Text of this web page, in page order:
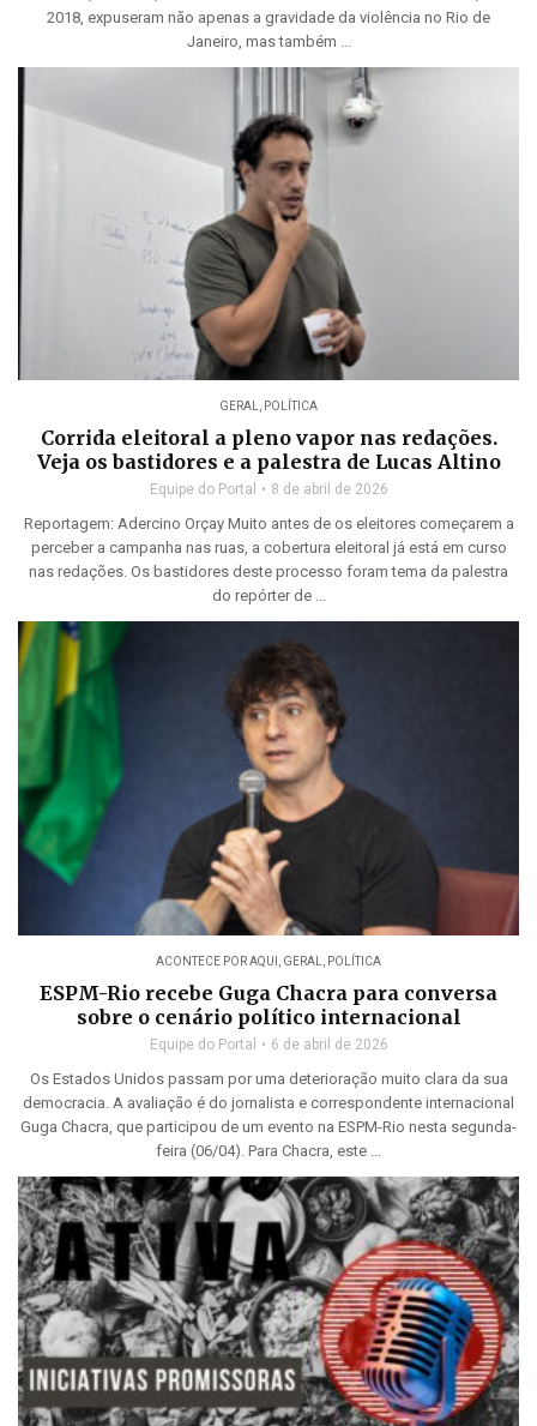
2018, expuseram não apenas a gravidade da violência no Rio de
Janeiro, mas também ...
GERAL, POLÍTICA
Corrida eleitoral a pleno vapor nas redações.
Veja os bastidores e a palestra de Lucas Altino
Equipe do Portal 8 de abril de 2026
Reportagem: Adercino Orçay Muito antes de os eleitores começarem a
perceber a campanha nas ruas, a cobertura eleitoral já está em curso
nas redações. Os bastidores deste processo foram tema da palestra
do repórter de ...
ACONTECE POR AQUI GERAL POLÍTICA
ESPM-Rio recebe Guga Chacra para conversa
sobre o cenário político internacional
Equipe do Portal 6 de abril de 2026
Os Estados Unidos passam por uma deterioração muito clara da sua
democracia. A avaliação é do jornalista e correspondente internacional
Guga Chacra, que participou de um evento na ESPM-Rio nesta segunda-
feira (06/04). Para Chacra, este ...